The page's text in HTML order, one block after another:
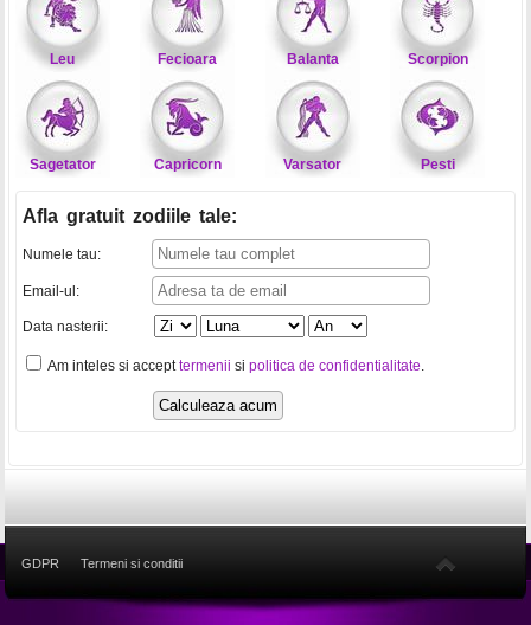
Leu Fecioara Balanta Scorpion
Sagetator Capricorn Varsator Pesti
Afla gratuit zodiile tale:
Numele tau:
Email-ul:
Data nasterii:
Am inteles si accepttermenii si politica de confidentialitate.
GDPR Termeni si conditii